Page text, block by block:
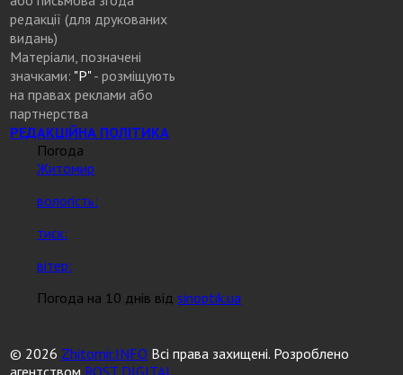
редакції (для друкованих
видань)
Матеріали, позначені
значками: "Р"- розміщують
на правах реклами або
партнерства
РЕДАКЦІЙНА ПОЛІТИКА
Погода
Житомир
вологість:
тиск:
вітер:
Погода на 10 днів відsinoptik.ua
© 2026 Zhitomir.INFO Всі права захищені. Розроблено
агентством ROST DIGITAL